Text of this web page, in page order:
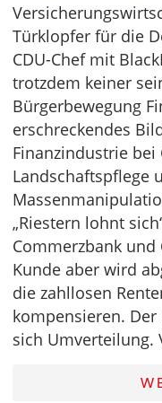
Türklopfer für die
CDU-Chef mit
trotzdem keiner
Bürgerbewegung
erschreckendes
Finanzindustrie bei
Landschaftspflege
„Riestern lohnt
Commerzbank und
Kunde aber wird
die zahllosen
kompensieren.
sich Umverteilung.